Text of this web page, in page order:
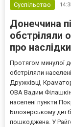
Суспільство
Донеччина
обстріляли
про наслідки
Протягом минулої
обстріляли
Дружківці,
ОВА Вадим
населені пункти
Білозерському дві
пошкоджена. У